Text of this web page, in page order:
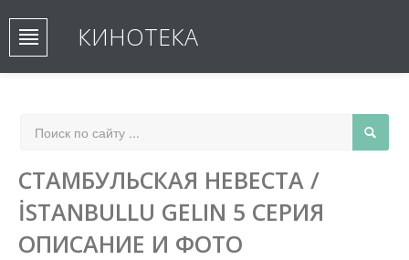
КИНОТЕКА
СТАМБУЛЬСКАЯ НЕВЕСТА /
İSTANBULLU GELIN 5 СЕРИЯ
ОПИСАНИЕ И ФОТО